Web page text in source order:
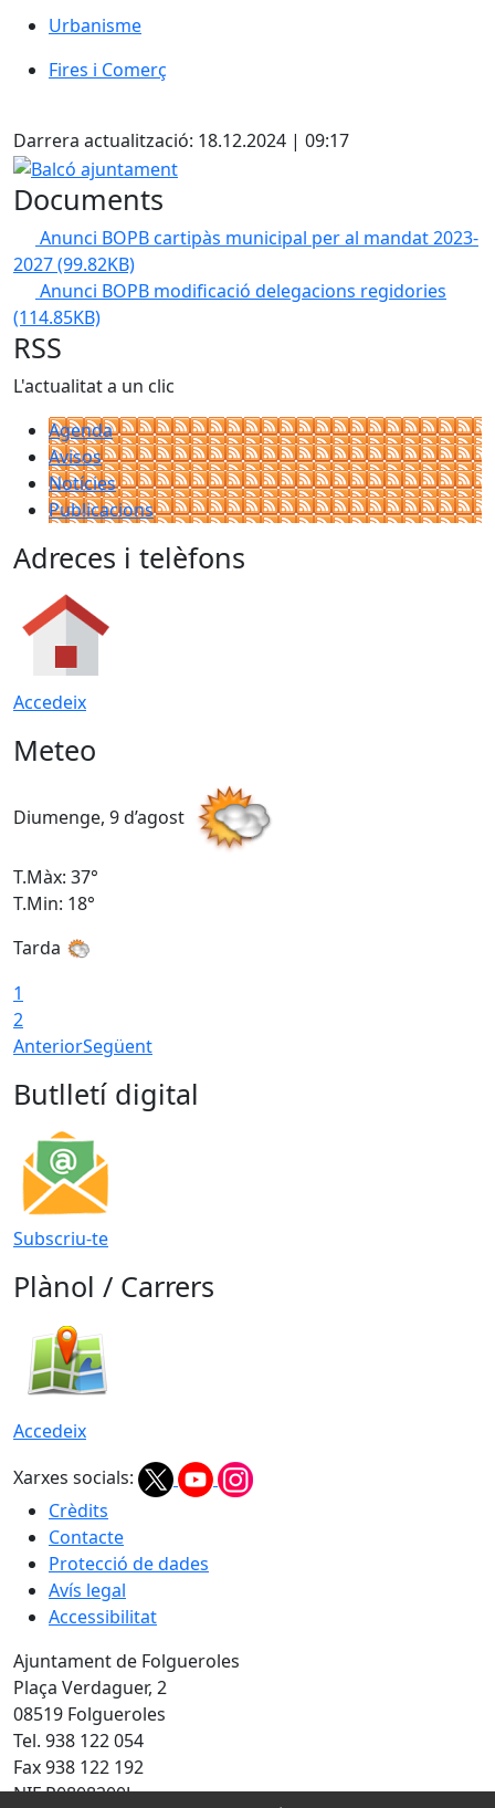
Urbanisme
Fires i Comerç
Darrera actualització: 18.12.2024 | 09:17
Balcó ajuntament
Documents
Anunci BOPB cartipàs municipal per al mandat 2023-
2027(99.82KB)
Anunci BOPB modificació delegacions regidories
(114.85KB)
RSS
L'actualitat a un clic
Agenda
Avisos
Notícies
Publicacions
Adreces i telèfons
Accedeix
Meteo
Diumenge, 9 d’agost
T.Màx: 37°
T.Min: 18°
Tarda
1
2
AnteriorSegüent
Butlletí digital
Subscriu-te
Plànol / Carrers
Accedeix
Xarxes socials:
Crèdits
Contacte
Protecció de dades
Avís legal
Accessibilitat
Ajuntament de Folgueroles
Plaça Verdaguer, 2
08519 Folgueroles
Tel. 938 122 054
Fax 938 122 192
NIF P0808200J